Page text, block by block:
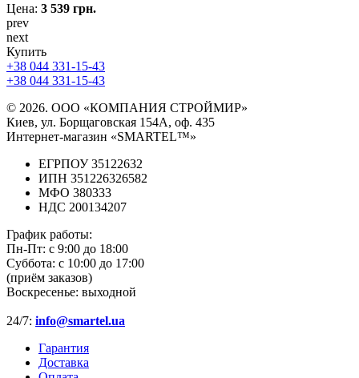
Цена: 3 539 грн.
prev
next
Купить
+38 044 331-15-43
+38 044 331-15-43
© 2026. ООО «КОМПАНИЯ СТРОЙМИР»
Киев, ул. Борщаговская 154А, оф. 435
Интернет-магазин «SMARTEL™»
ЕГРПОУ 35122632
ИПН 351226326582
МФО 380333
НДС 200134207
График работы:
Пн-Пт: с 9:00 до 18:00
Суббота: с 10:00 до 17:00
(приём заказов)
Воскресенье: выходной
24/7: info@smartel.ua
Гарантия
Доставка